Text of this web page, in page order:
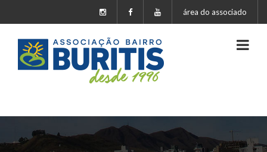
área do associado